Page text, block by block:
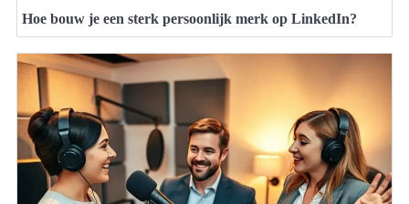
Hoe bouw je een sterk persoonlijk merk op LinkedIn?